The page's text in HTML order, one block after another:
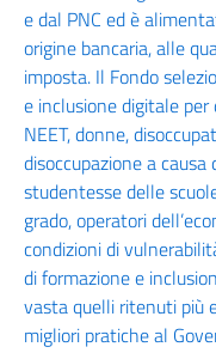
e dal PNC ed è
origine bancaria, alle
imposta. Il Fondo
e inclusione digitale
NEET, donne,
disoccupazione a
studentesse delle
grado, operatori
condizioni di
di formazione e
vasta quelli ritenuti più
migliori pratiche al